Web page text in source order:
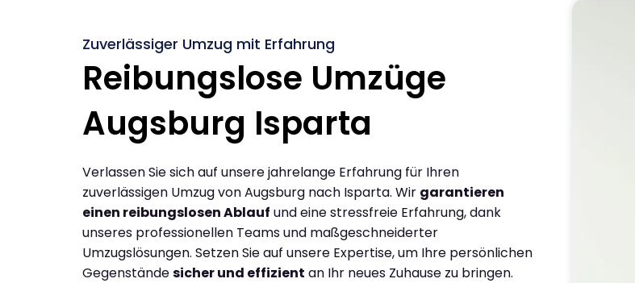
Zuverlässiger Umzug mit Erfahrung
Reibungslose Umzüge
Augsburg Isparta
Verlassen Sie sich auf unsere jahrelange Erfahrung für Ihren
zuverlässigen Umzug von Augsburg nach Isparta. Wir garantieren
einen reibungslosen Ablauf und eine stressfreie Erfahrung, dank
unseres professionellen Teams und maßgeschneiderter
Umzugslösungen. Setzen Sie auf unsere Expertise, um Ihre persönlichen
Gegenständesicher und effizient an Ihr neues Zuhause zu bringen.